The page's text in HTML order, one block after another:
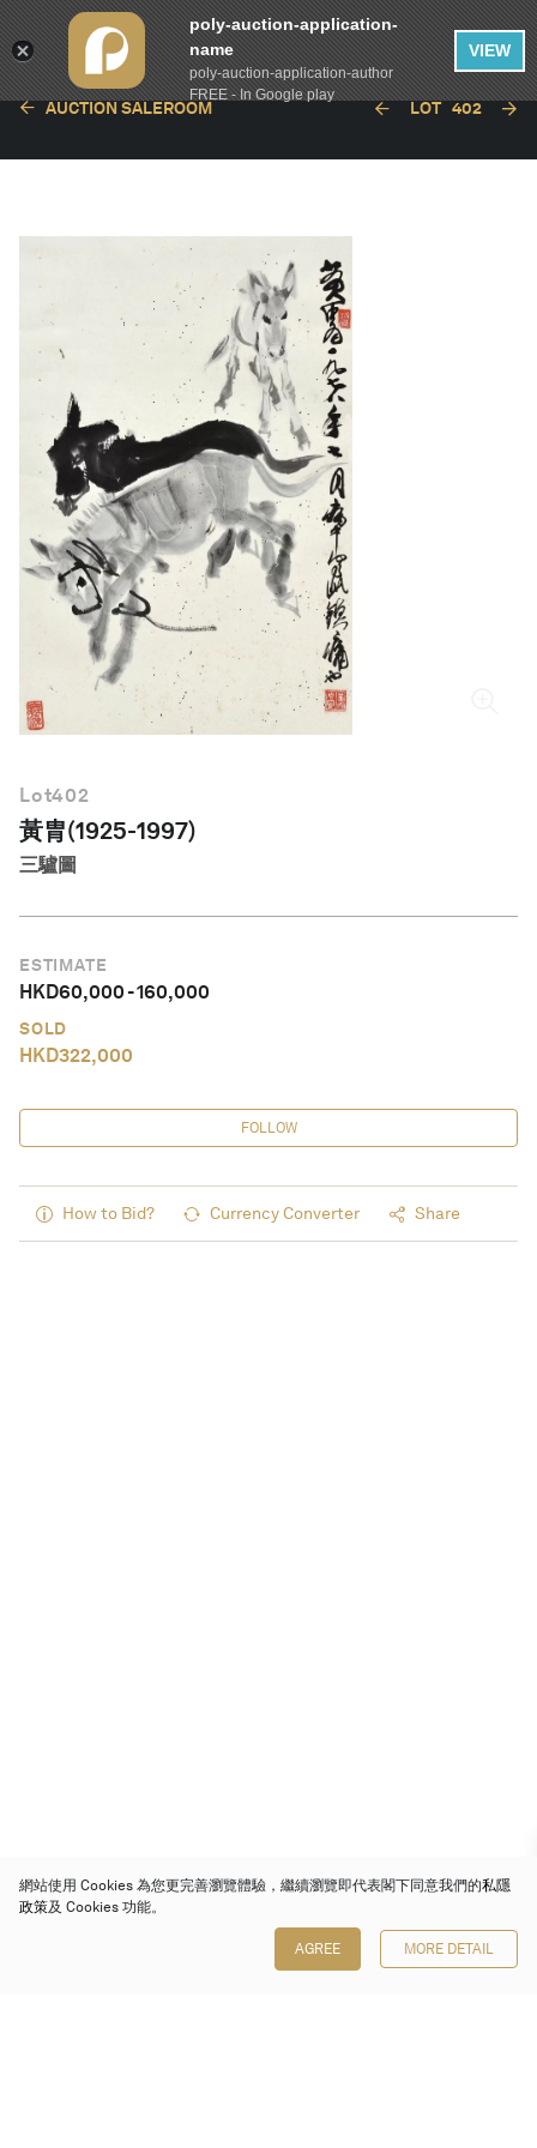
繁體中文
AUCTION SALEROOM LOT 402
Lot402
黃胄(1925-1997)
三驢圖
ESTIMATE
HKD60,000-160,000
SOLD
HKD322,000
FOLLOW
How to Bid? Currency Converter Share
網站使用 Cookies 為您更完善瀏覽體驗，繼續瀏覽即代表閣下同意我們的私隱
政策及 Cookies 功能。
AGREE MORE DETAIL
poly-auction-application-
name
poly-auction-application-author
FREE - In Google play
VIEW